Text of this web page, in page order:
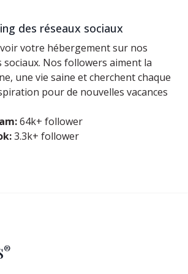
des réseaux sociaux
votre hébergement sur nos
sociaux. Nos followers aiment la
une vie saine et cherchent chaque
pour de nouvelles vacances
64k+ follower
3.3k+ follower
®